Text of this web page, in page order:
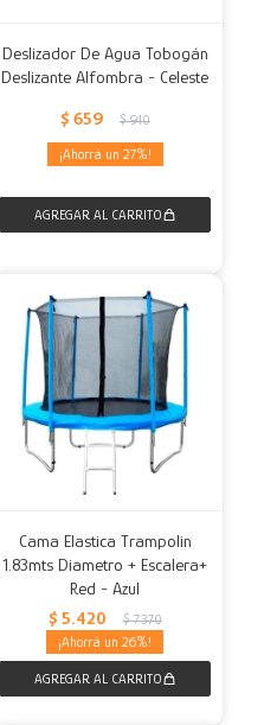
Deslizador De Agua Tobogán
Deslizante Alfombra - Celeste
$ 659 $ 910
27
Cama Elastica Trampolin
1.83mts Diametro + Escalera+
Red - Azul
$ 5.420 $ 7.370
26